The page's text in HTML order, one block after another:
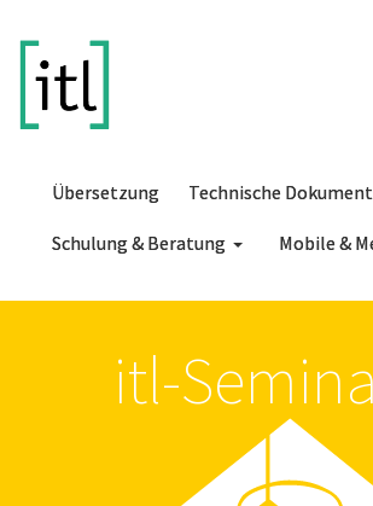
Übersetzung Technische
Schulung & Beratung Mobile &
itl-